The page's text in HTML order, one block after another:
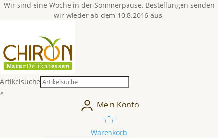
Wir sind eine Woche in der Sommerpause. Bestellungen senden
wir wieder ab dem 10.8.2016 aus.
Artikelsuche
×
Mein Konto
Warenkorb